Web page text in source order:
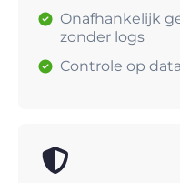
Onafhankelijk
zonder logs
Controle op